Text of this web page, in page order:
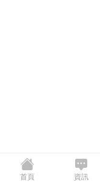
首頁 資訊